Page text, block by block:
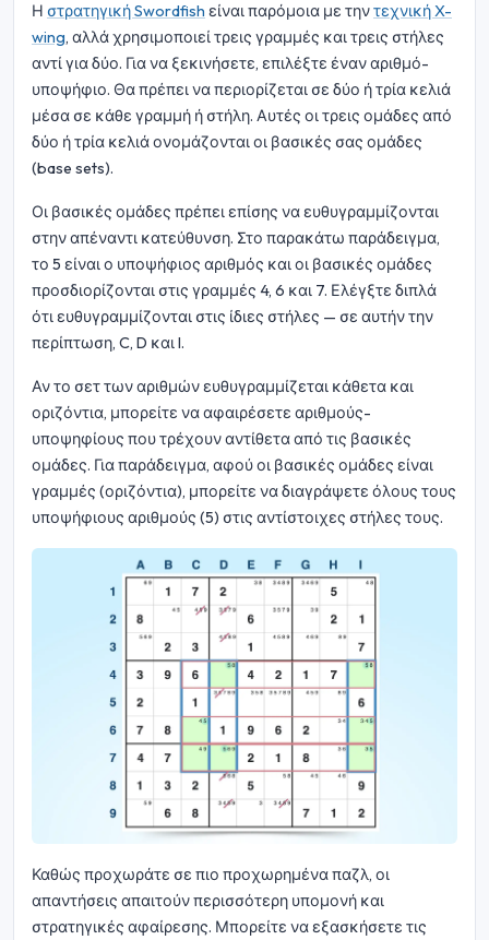
Η στρατηγική Swordfish είναι παρόμοια με τηντεχνική X-
wing, αλλά χρησιμοποιεί τρεις γραμμές και τρεις στήλες
αντί για δύο. Για να ξεκινήσετε, επιλέξτε έναν αριθμό-
υποψήφιο. Θα πρέπει να περιορίζεται σε δύο ή τρία κελιά
μέσα σε κάθε γραμμή ή στήλη. Αυτές οι τρεις ομάδες από
δύο ή τρία κελιά ονομάζονται οι βασικές σας ομάδες
(base sets).
Οι βασικές ομάδες πρέπει επίσης να ευθυγραμμίζονται
στην απέναντι κατεύθυνση. Στο παρακάτω παράδειγμα,
το 5 είναι ο υποψήφιος αριθμός και οι βασικές ομάδες
προσδιορίζονται στις γραμμές 4, 6 και 7. Ελέγξτε διπλά
ότι ευθυγραμμίζονται στις ίδιες στήλες — σε αυτήν την
περίπτωση, C, D και I.
Αν το σετ των αριθμών ευθυγραμμίζεται κάθετα και
οριζόντια, μπορείτε να αφαιρέσετε αριθμούς-
υποψηφίους που τρέχουν αντίθετα από τις βασικές
ομάδες. Για παράδειγμα, αφού οι βασικές ομάδες είναι
γραμμές (οριζόντια), μπορείτε να διαγράψετε όλους τους
υποψήφιους αριθμούς (5) στις αντίστοιχες στήλες τους.
Καθώς προχωράτε σε πιο προχωρημένα παζλ, οι
απαντήσεις απαιτούν περισσότερη υπομονή και
στρατηγικές αφαίρεσης. Μπορείτε να εξασκήσετε τις